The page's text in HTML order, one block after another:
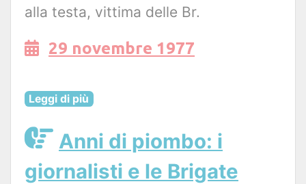
alla testa, vittima delle Br.
29 novembre 1977
Leggi di più
Anni di piombo: i
giornalisti e le Brigate